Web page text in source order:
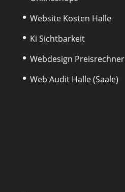
Website Kosten Halle
Ki Sichtbarkeit
Webdesign Preisrechner
Web Audit Halle (Saale)